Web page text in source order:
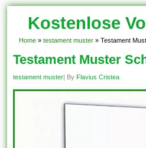
Kostenlose
Home » testament muster » Testament
Testament Muster
testament muster| By Flavius Cristea